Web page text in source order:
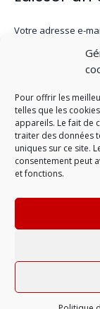
Pour offrir les
telles que les
appareils. Le fait de
traiter des données
uniques sur ce site.
consentement peut
et fonctions.
Votre adresse e-
LAISSER UN
Mentions